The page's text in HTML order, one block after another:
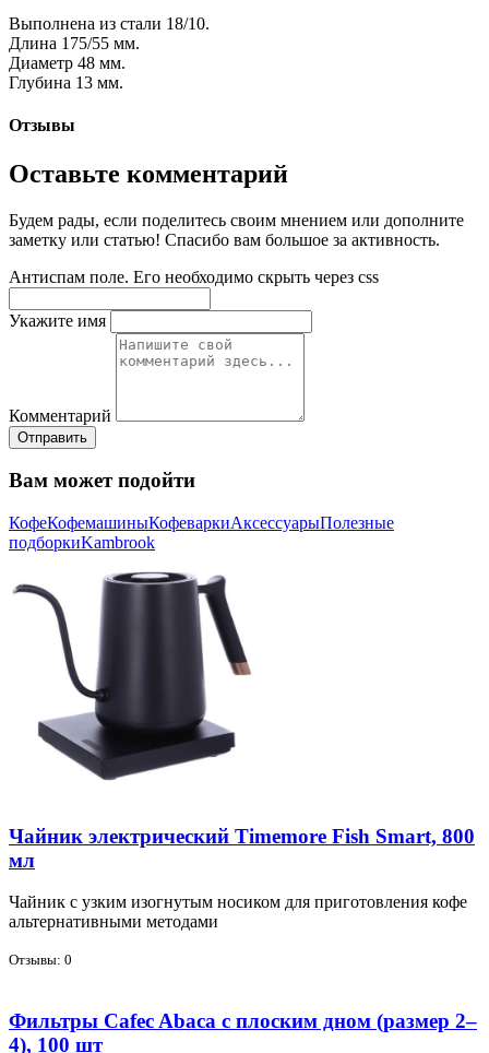
Выполнена из стали 18/10.
Длина 175/55 мм.
Диаметр 48 мм.
Глубина 13 мм.
Отзывы
Оставьте комментарий
Будем рады, если поделитесь своим мнением или дополните
заметку или статью! Спасибо вам большое за активность.
Антиспам поле. Его необходимо скрыть через css
Укажите имя
Комментарий
Отправить
Вам может подойти
КофеКофемашиныКофеваркиАксессуарыПолезные
подборкиKambrook
Чайник электрический Timemore Fish Smart, 800
мл
Чай­ник с уз­ким изо­гну­тым но­си­ком для при­го­тов­ле­ния ко­фе
аль­тер­на­тив­ны­ми ме­то­да­ми
Отзывы: 0
Фильтры Cafec Abaca с плоским дном (размер 2–
4), 100 шт